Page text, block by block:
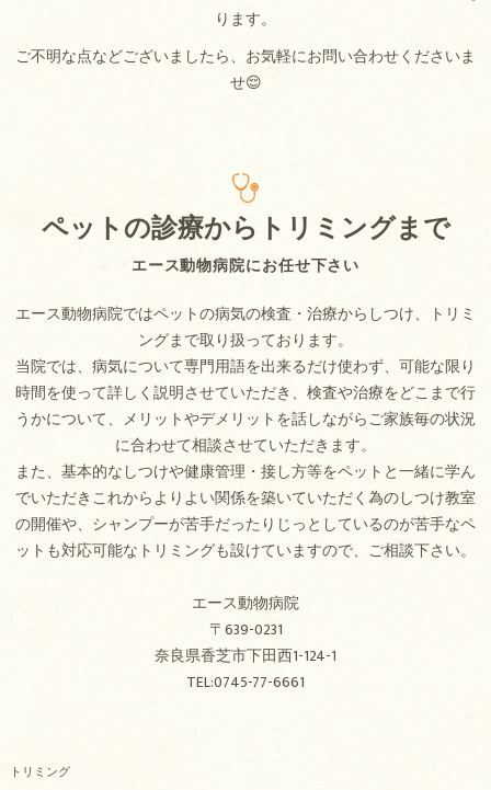
ります。
ご不明な点などございましたら、お気軽にお問い合わせくださいま
せ😌
エース動物病院にお任せ下さい
ペットの診療からトリミングまで
エース動物病院ではペットの病気の検査・治療からしつけ、トリミ
ングまで取り扱っております。
当院では、病気について専門用語を出来るだけ使わず、可能な限り
時間を使って詳しく説明させていただき、検査や治療をどこまで行
うかについて、メリットやデメリットを話しながらご家族毎の状況
に合わせて相談させていただきます。
また、基本的なしつけや健康管理・接し方等をペットと一緒に学ん
でいただきこれからよりよい関係を築いていただく為のしつけ教室
の開催や、シャンプーが苦手だったりじっとしているのが苦手なペ
ットも対応可能なトリミングも設けていますので、ご相談下さい。
エース動物病院
〒639-0231
奈良県香芝市下田西1-124-1
TEL:0745-77-6661
トリミング